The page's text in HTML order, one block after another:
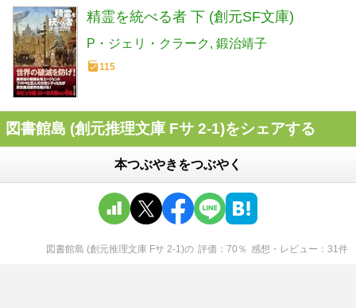
精霊を統べる者 下 (創元SF文庫)
P・ジェリ・クラーク 鍛治靖子
115
図書館島 (創元推理文庫 Fサ 2-1)をシェアする
本つぶやきをつぶやく
図書館島 (創元推理文庫 Fサ 2-1)の 評価 70 ％ 感想・レビュー 31件